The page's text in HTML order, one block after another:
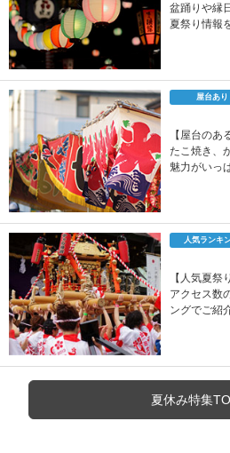
盆踊りや縁
夏祭り情報
屋台あり
【屋台のあ
たこ焼き、
魅力がいっ
人気ランキ
【人気夏祭
アクセス数
ングでご紹
夏休み特集